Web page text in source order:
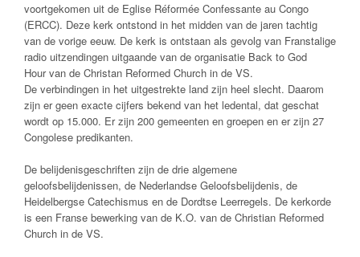
voortgekomen uit de Eglise Réformée Confessante au Congo
(ERCC). Deze kerk ontstond in het midden van de jaren tachtig
van de vorige eeuw. De kerk is ontstaan als gevolg van Franstalige
radio uitzendingen uitgaande van de organisatie Back to God
Hourvan de Christan Reformed Church in de VS.
De verbindingen in het uitgestrekte land zijn heel slecht. Daarom
zijn er geen exacte cijfers bekend van het ledental, dat geschat
wordt op 15.000. Er zijn 200 gemeenten en groepen en er zijn 27
Congolese predikanten.
De belijdenisgeschriften zijn de drie algemene
geloofsbelijdenissen, de Nederlandse Geloofsbelijdenis, de
Heidelbergse Catechismus en de Dordtse Leerregels. De kerkorde
is een Franse bewerking van de K.O. van de Christian Reformed
Church in de VS.